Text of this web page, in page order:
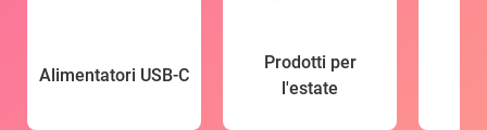
Alimentatori USB-C
Prodotti per
l'estate